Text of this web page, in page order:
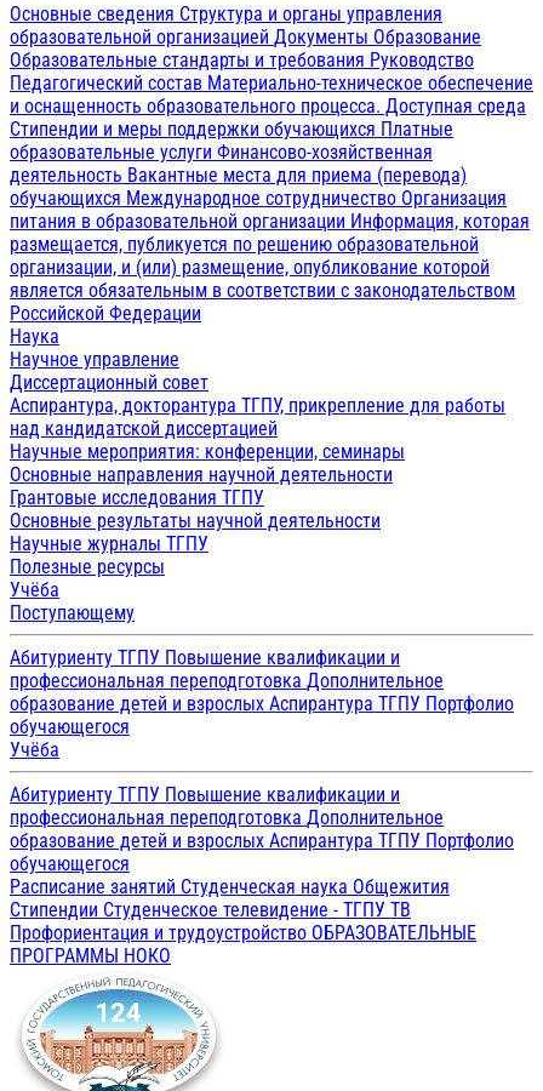
Основные сведения Структура и органы управления
образовательной организацией Документы Образование
Образовательные стандарты и требования Руководство
Педагогический состав Материально-техническое обеспечение
и оснащенность образовательного процесса. Доступная среда
Стипендии и меры поддержки обучающихся Платные
образовательные услуги Финансово-хозяйственная
деятельность Вакантные места для приема (перевода)
обучающихся Международное сотрудничество Организация
питания в образовательной организации Информация, которая
размещается, публикуется по решению образовательной
организации, и (или) размещение, опубликование которой
является обязательным в соответствии с законодательством
Российской Федерации
Наука
Научное управление
Диссертационный совет
Аспирантура, докторантура ТГПУ, прикрепление для работы
над кандидатской диссертацией
Научные мероприятия: конференции, семинары
Основные направления научной деятельности
Грантовые исследования ТГПУ
Основные результаты научной деятельности
Научные журналы ТГПУ
Полезные ресурсы
Учёба
Поступающему
Абитуриенту ТГПУ Повышение квалификации и
профессиональная переподготовка Дополнительное
образование детей и взрослых Аспирантура ТГПУ Портфолио
обучающегося
Учёба
Абитуриенту ТГПУ Повышение квалификации и
профессиональная переподготовка Дополнительное
образование детей и взрослых Аспирантура ТГПУ Портфолио
обучающегося
Расписание занятий Студенческая наука Общежития
Стипендии Студенческое телевидение - ТГПУ ТВ
Профориентация и трудоустройство ОБРАЗОВАТЕЛЬНЫЕ
ПРОГРАММЫ НОКО